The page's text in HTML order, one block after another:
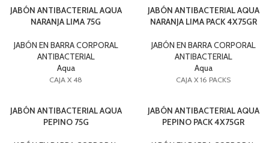
JABÓN ANTIBACTERIAL AQUA
NARANJA LIMA 75G
JABÓN EN BARRA CORPORAL
ANTIBACTERIAL
Aqua
CAJA X 48
JABÓN ANTIBACTERIAL AQUA
NARANJA LIMA PACK 4X75GR
JABÓN EN BARRA CORPORAL
ANTIBACTERIAL
Aqua
CAJA X 16 PACKS
JABÓN ANTIBACTERIAL AQUA
PEPINO 75G
JABÓN ANTIBACTERIAL AQUA
PEPINO PACK 4X75GR